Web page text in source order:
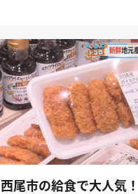
西尾市の給食で大人気